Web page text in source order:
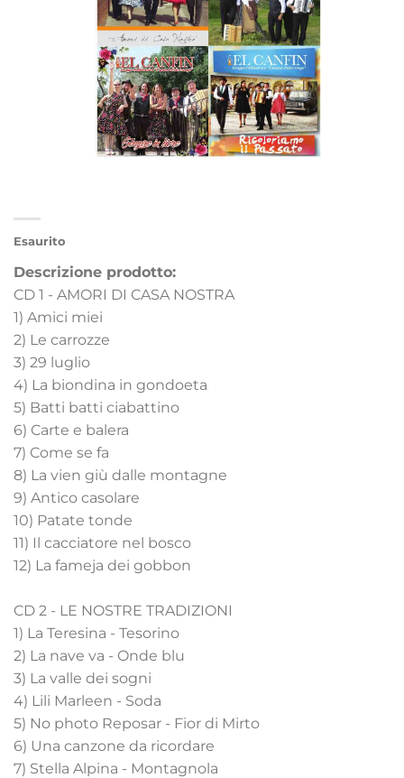
Esaurito
Descrizione prodotto:
CD 1 - AMORI DI CASA NOSTRA
1) Amici miei
2) Le carrozze
3) 29 luglio
4) La biondina in gondoeta
5) Batti batti ciabattino
6) Carte e balera
7) Come se fa
8) La vien giù dalle montagne
9) Antico casolare
10) Patate tonde
11) Il cacciatore nel bosco
12) La fameja dei gobbon
CD 2 - LE NOSTRE TRADIZIONI
1) La Teresina - Tesorino
2) La nave va - Onde blu
3) La valle dei sogni
4) Lili Marleen - Soda
5) No photo Reposar - Fior di Mirto
6) Una canzone da ricordare
7) Stella Alpina - Montagnola